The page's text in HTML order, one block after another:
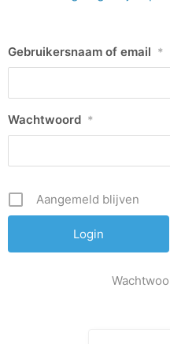
Gebruikersnaam of email *
Wachtwoord *
Aangemeld blijven